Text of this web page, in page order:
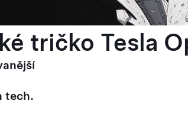
tričko Tesla
tech.